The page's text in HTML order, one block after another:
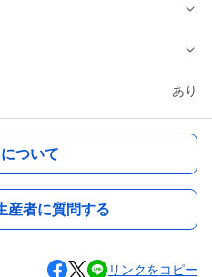
あり
ついて
産者に質問する
リンクをコピー